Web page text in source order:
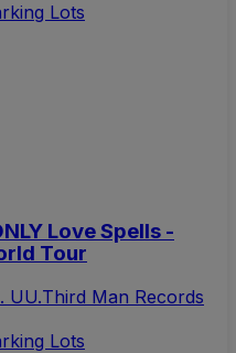
Lots
Love Spells -
Tour
UU.Third Man Records
Lots